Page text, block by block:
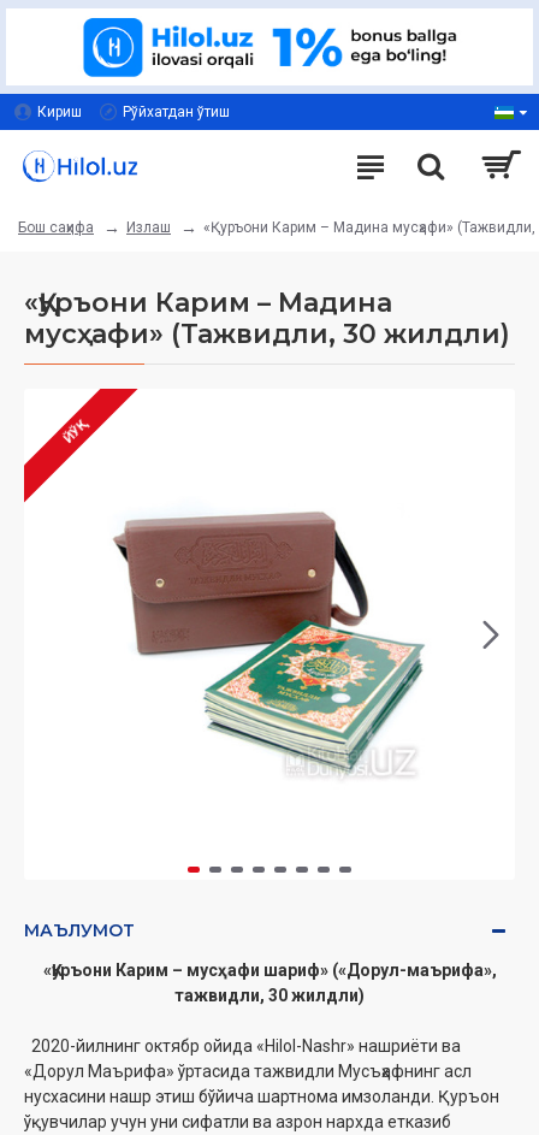
Кириш Рўйхатдан ўтиш
Бош саҳифа Излаш «Қуръони Карим – Мадина мусҳафи»
«Қуръони Карим – Мадина
мусҳафи» (Тажвидли, 30 жилдли)
ЙЎҚ
МАЪЛУМОТ
«Қуръони Карим – мусҳафи шариф» («Дорул-маърифа»,
тажвидли, 30 жилдли)
2020-йилнинг октябр ойида «Hilol-Nashr» нашриёти ва
«Дорул Маърифа» ўртасида тажвидли Мусъҳафнинг асл
нусхасини нашр этиш бўйича шартнома имзоланди. Қуръон
ўқувчилар учун уни сифатли ва азрон нархда етказиб